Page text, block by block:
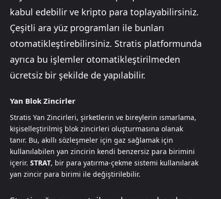
kabul edebilir ve kripto para toplayabilirsiniz.
Çeşitli ara yüz programları ile bunları
otomatikleştirebilirsiniz. Stratis platformunda
ayrıca bu işlemler otomatikleştirilmeden
ücretsiz bir şekilde de yapılabilir.
Yan Blok Zincirler
Stratis Yan Zincirleri, şirketlerin ve bireylerin ısmarlama,
kişiselleştirilmiş blok zincirleri oluşturmasına olanak
tanır. Bu, akıllı sözleşmeler için gaz sağlamak için
kullanılabilen yan zincirin kendi benzersiz para birimini
içerir. STRAT, bir para yatırma-çekme sistemi kullanılarak
yan zincir para birimi ile değiştirilebilir.